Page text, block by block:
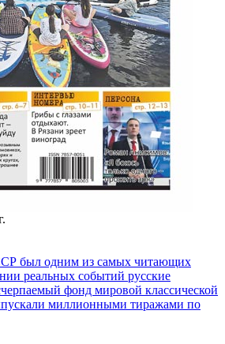
был одним из самых читающих
реальных событий русские
фонд мировой классической
миллионными тиражами по